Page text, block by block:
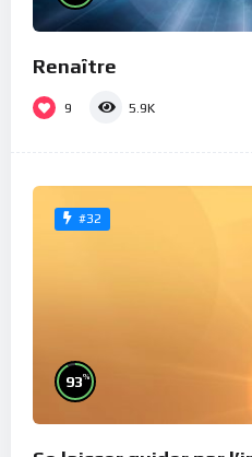
Renaître
9 5.9K
#32
93%